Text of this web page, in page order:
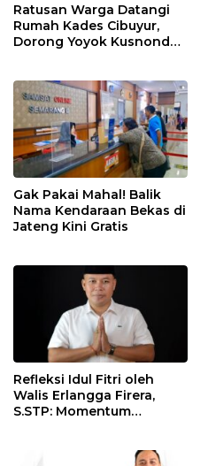
Ratusan Warga Datangi
Rumah Kades Cibuyur,
Dorong Yoyok Kusnondo
Gak Pakai Mahal! Balik
Nama Kendaraan Bekas di
Jateng Kini Gratis
Refleksi Idul Fitri oleh
Walis Erlangga Firera,
S.STP: Momentum